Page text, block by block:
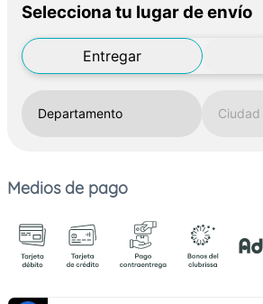
Selecciona tu lugar de envío
Entregar
Medios de pago